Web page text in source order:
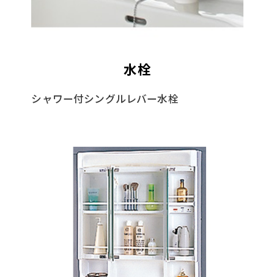
水栓
シャワー付シングルレバー水栓